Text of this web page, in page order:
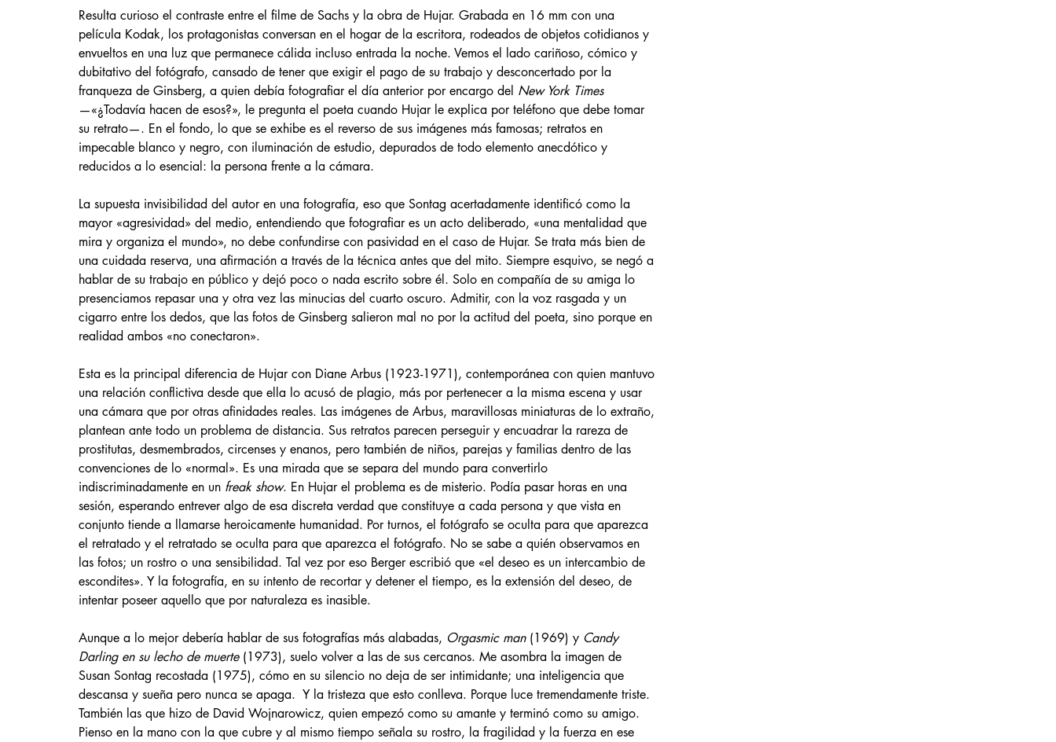
Resulta curioso el contraste entre el filme de Sachs y la obra de Hujar. Grabada en 16 mm con una
película Kodak, los protagonistas conversan en el hogar de la escritora, rodeados de objetos cotidianos y
envueltos en una luz que permanece cálida incluso entrada la noche. Vemos el lado cariñoso, cómico y
dubitativo del fotógrafo, cansado de tener que exigir el pago de su trabajo y desconcertado por la
franqueza de Ginsberg, a quien debía fotografiar el día anterior por encargo del New York Times
—«¿Todavía hacen de esos?», le pregunta el poeta cuando Hujar le explica por teléfono que debe tomar
su retrato—. En el fondo, lo que se exhibe es el reverso de sus imágenes más famosas; retratos en
impecable blanco y negro, con iluminación de estudio, depurados de todo elemento anecdótico y
reducidos a lo esencial: la persona frente a la cámara.
La supuesta invisibilidad del autor en una fotografía, eso que Sontag acertadamente identificó como la
mayor «agresividad» del medio, entendiendo que fotografiar es un acto deliberado, «una mentalidad que
mira y organiza el mundo», no debe confundirse con pasividad en el caso de Hujar. Se trata más bien de
una cuidada reserva, una afirmación a través de la técnica antes que del mito. Siempre esquivo, se negó a
hablar de su trabajo en público y dejó poco o nada escrito sobre él. Solo en compañía de su amiga lo
presenciamos repasar una y otra vez las minucias del cuarto oscuro. Admitir, con la voz rasgada y un
cigarro entre los dedos, que las fotos de Ginsberg salieron mal no por la actitud del poeta, sino porque en
realidad ambos «no conectaron».
Esta es la principal diferencia de Hujar con Diane Arbus (1923-1971), contemporánea con quien mantuvo
una relación conflictiva desde que ella lo acusó de plagio, más por pertenecer a la misma escena y usar
una cámara que por otras afinidades reales. Las imágenes de Arbus, maravillosas miniaturas de lo extraño,
plantean ante todo un problema de distancia. Sus retratos parecen perseguir y encuadrar la rareza de
prostitutas, desmembrados, circenses y enanos, pero también de niños, parejas y familias dentro de las
convenciones de lo «normal». Es una mirada que se separa del mundo para convertirlo
indiscriminadamente en un freak show. En Hujar el problema es de misterio. Podía pasar horas en una
sesión, esperando entrever algo de esa discreta verdad que constituye a cada persona y que vista en
conjunto tiende a llamarse heroicamente humanidad. Por turnos, el fotógrafo se oculta para que aparezca
el retratado y el retratado se oculta para que aparezca el fotógrafo. No se sabe a quién observamos en
las fotos; un rostro o una sensibilidad. Tal vez por eso Berger escribió que «el deseo es un intercambio de
escondites». Y la fotografía, en su intento de recortar y detener el tiempo, es la extensión del deseo, de
intentar poseer aquello que por naturaleza es inasible.
Aunque a lo mejor debería hablar de sus fotografías más alabadas, Orgasmic man (1969) y Candy
Darling en su lecho de muerte (1973), suelo volver a las de sus cercanos. Me asombra la imagen de
Susan Sontag recostada (1975), cómo en su silencio no deja de ser intimidante; una inteligencia que
descansa y sueña pero nunca se apaga.  Y la tristeza que esto conlleva. Porque luce tremendamente triste.
También las que hizo de David Wojnarowicz, quien empezó como su amante y terminó como su amigo.
Pienso en la mano con la que cubre y al mismo tiempo señala su rostro, la fragilidad y la fuerza en ese